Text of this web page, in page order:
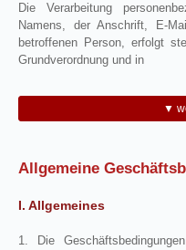
Die Verarbeitung
Namens, der Anschrift, E-
betroffenen Person, erfolgt
Grundverordnung und in
▼
Allgemeine
I. Allgemeines
1. Die